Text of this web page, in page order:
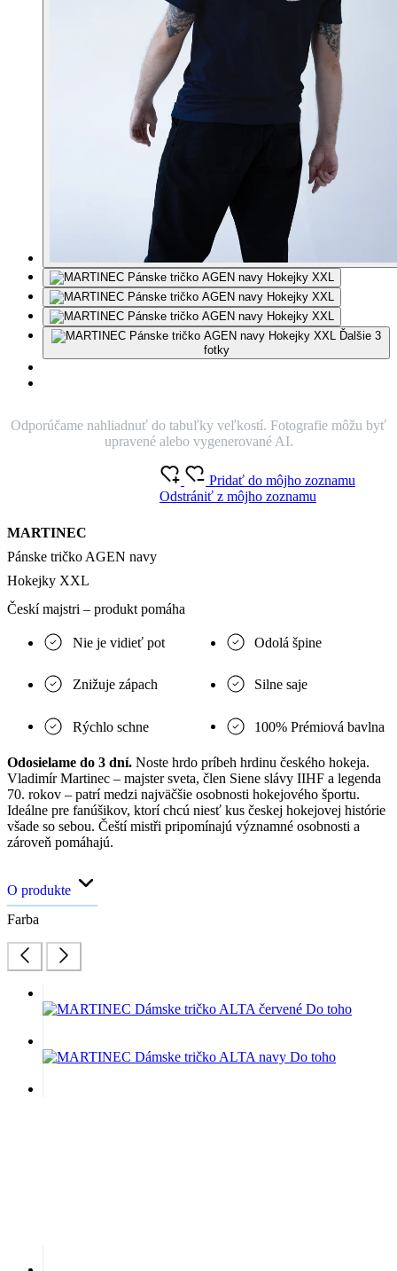
Ďalšie 3
fotky
Odporúčame nahliadnuť do tabuľky veľkostí. Fotografie môžu byť
upravené alebo vygenerované AI.
MARTINEC
Pánske tričko AGEN navy
Hokejky XXL
Pridať do môjho zoznamu
Odstrániť z môjho zoznamu
Českí majstri – produkt pomáha
Nie je vidieť pot Odolá špine
Znižuje zápach Silne saje
Rýchlo schne 100% Prémiová bavlna
Odosielame do 3 dní. Noste hrdo príbeh hrdinu českého hokeja.
Vladimír Martinec – majster sveta, člen Siene slávy IIHF a legenda
70. rokov – patrí medzi najväčšie osobnosti hokejového športu.
Ideálne pre fanúšikov, ktorí chcú niesť kus českej hokejovej histórie
všade so sebou. Čeští mistři pripomínajú významné osobnosti a
zároveň pomáhajú.
O produkte
Farba